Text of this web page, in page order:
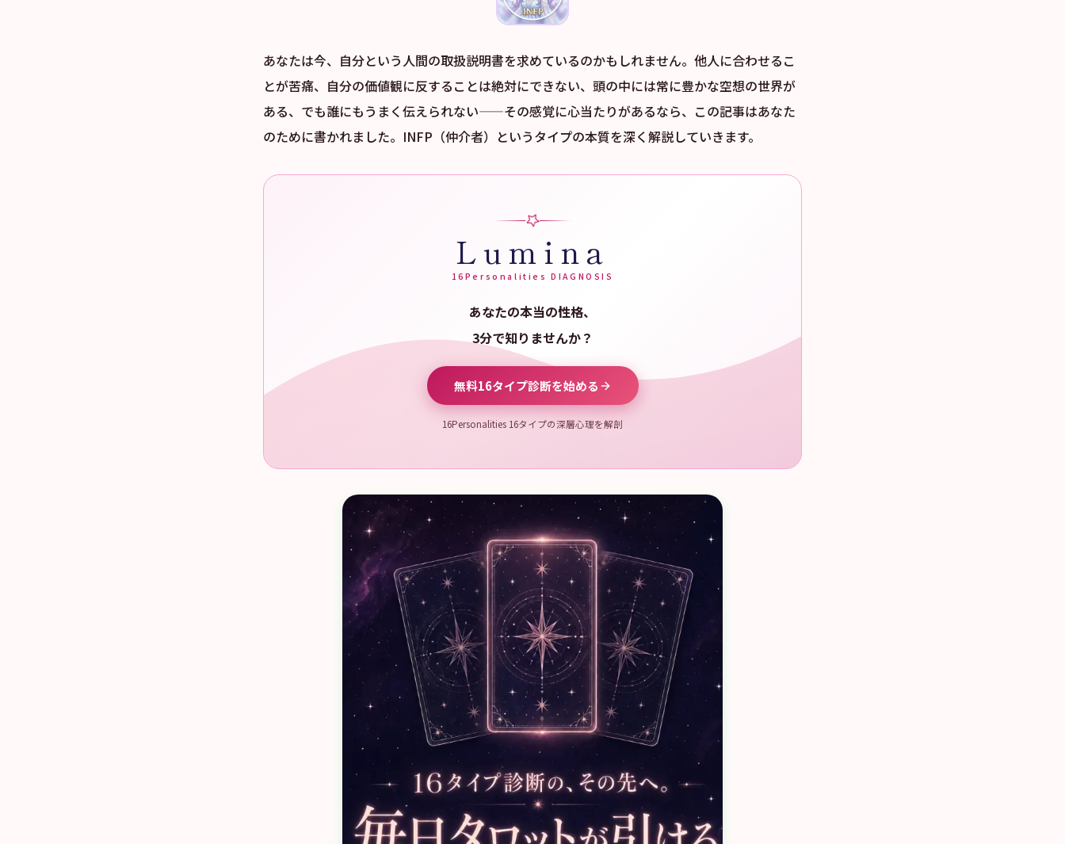
あなたは今、自分という人間の取扱説明書を求めているのかもしれません。他人に合わせるこ
とが苦痛、自分の価値観に反することは絶対にできない、頭の中には常に豊かな空想の世界が
ある、でも誰にもうまく伝えられない——その感覚に心当たりがあるなら、この記事はあなた
のために書かれました。INFP（仲介者）というタイプの本質を深く解説していきます。
Lumina
16Personalities DIAGNOSIS
あなたの本当の性格、
3分で知りませんか？
無料16タイプ診断を始める
16Personalities 16タイプの深層心理を解剖